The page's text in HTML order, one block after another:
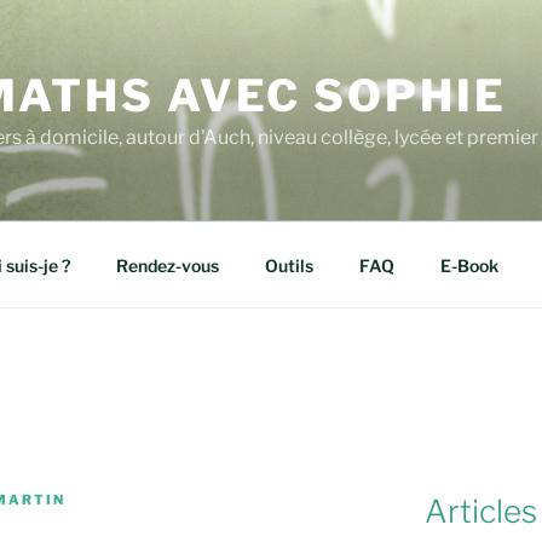
AVEC SOPHIE
à domicile, autour d'Auch, niveau collège, lycée et
suis-je ? Rendez-vous Outils FAQ E-Book